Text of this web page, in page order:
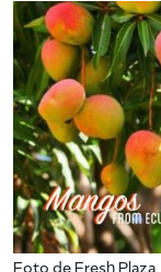
Foto de Fresh